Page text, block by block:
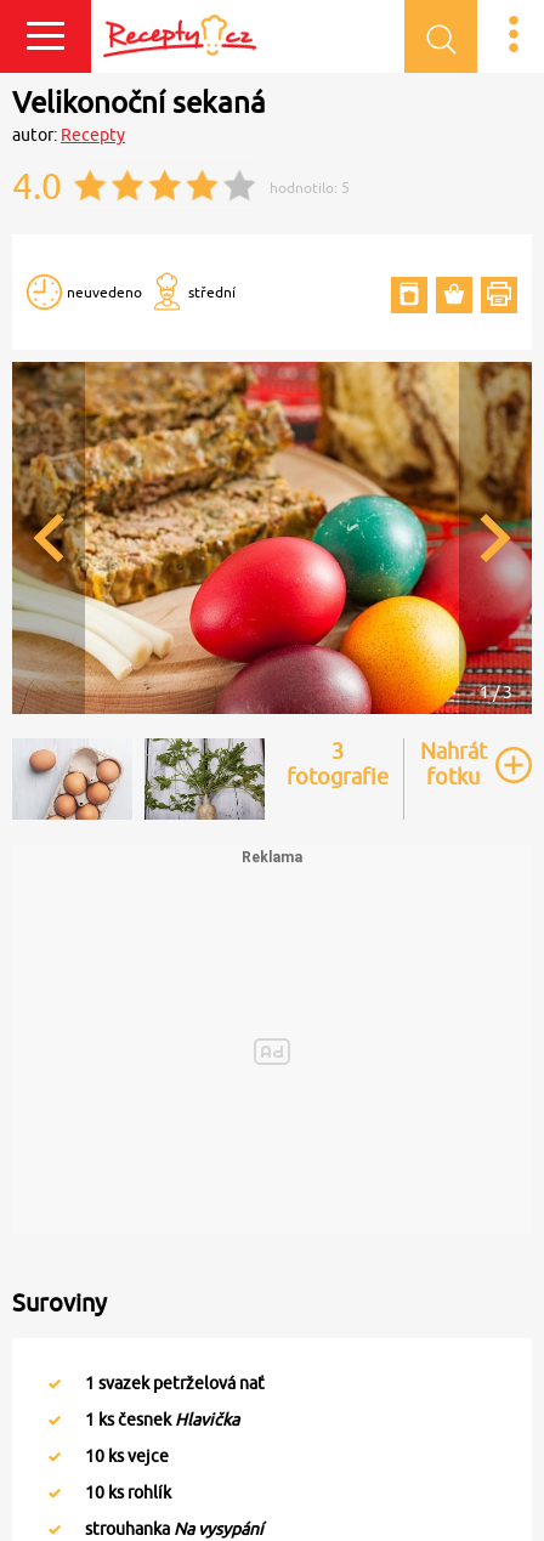
Přihlásit se
Velikonoční sekaná
autor: Recepty
4.0 hodnotilo: 5
neuvedeno střední
1 / 3
3
fotografie
Nahrát
fotku
Suroviny
1 svazek petrželová nať
1 ks česnekHlavička
10 ks vejce
10 ks rohlík
strouhanka Na vysypání